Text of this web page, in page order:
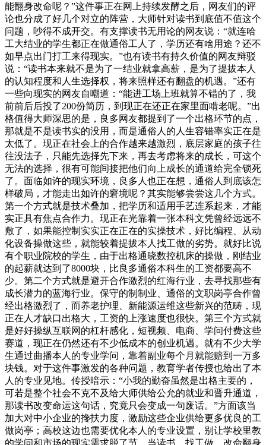
能翻身改命呢？”这件事正在网上持续发酵之后，网友们的评
论也分成了好几个对立的阵营，大师针对读书到底值不值这个
问题，吵得不成开交。有支撑读书无用论的网友说：“就连哈
工大结业的学生都正在做通俗工人了，学历还有啥用途？还不
如早点出门打工来得现实。”也有读书有持久价值的网友辩驳
说：“读书本来就不是为了一结业就拿高薪，是为了提拔本人
的认知程度和人生选择权，将来照样还有翻盘的机遇。”还有
一些向现实的网友自嘲道：“能进工场上班就算不错的了，我
前前后后投了200份简历，到现正在还正在家里面啃老呢。”出
格值得大师深思的是，良多网友都提到了一个出格环节的点，
那就是不是读书实的没用，而是通俗人的人生容错率实正在是
太低了。现正在社会上的合作越来越激烈，底层家庭的孩子往
往没法子，只能先选择先下来，再去考虑将来的成长，可这个
无法的选择，很有可能间接把他们向上成长的通道给完全锁死
了。面临如许的现实环境，良多人也正在想，通俗人到底该怎
样破局，才能走出如许的窘境呢？其实能够尝尝这几个方式。
第一个方式就是技术叠加，把学历和适用手艺连系起来，才能
实正具有焦点合作力。现正在光靠着一张本科文凭曾经远远不
敷了，如果能控制实实正在正在的实操技术，好比编程、从动
化设备操做这些，就能较着提拔本人找工做的劣势。就好比说
有个职业院校的学生，由于出格通晓数控机床的操做，刚结业
的起薪就达到了8000块，比良多通俗本科生的工资都要高不
少。第二个方式就是避开合作激烈的红海行业，去寻找那些有
成长潜力的蓝海行业。保守的制制业、通俗的文职岗亭合作曾
经出格激烈了，而养老护理、新能源运维这些新兴的范畴，现
正在人才缺口出格大，工资的上涨速度也很快。第三个方式就
是好好操纵互联网的杠杆感化，短视频、电商、学问付费这些
赛道，现正在仍然还有不少低成本的创业机遇。就有不少大学
生通过曲播本人的专业学问，靠着副业每个月就能赔到一万多
块钱。对于这件事激发的各种问题，教育学者传授也给出了本
人的专业见地。传授暗示：“小我的勤奋虽然是出格主要的，
可若是整个社会不克不及给大师供给公允的就业和晋升通道，
那读书改变命运这句话，究竟只会变成一句废话。”方面该当
加大对中小企业的搀扶力度，激励这些企业供给更多优良的工
做岗亭；高校这边也需要优化本人的专业设置，别让学校里教
的学问和市场的现实需求脱了节。当读书、找工做、改命翻身